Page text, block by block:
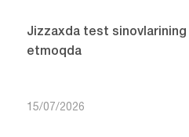
Jizzaxda test sinovlarining
etmoqda
15/07/2026